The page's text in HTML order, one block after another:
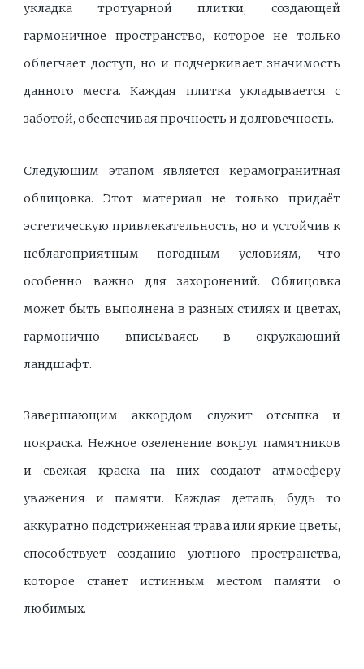
укладка тротуарной плитки, создающей
гармоничное пространство, которое не только
облегчает доступ, но и подчеркивает значимость
данного места. Каждая плитка укладывается с
заботой, обеспечивая прочность и долговечность.
Следующим этапом является керамогранитная
облицовка. Этот материал не только придаёт
эстетическую привлекательность, но и устойчив к
неблагоприятным погодным условиям, что
особенно важно для захоронений. Облицовка
может быть выполнена в разных стилях и цветах,
гармонично вписываясь в окружающий
ландшафт.
Завершающим аккордом служит отсыпка и
покраска. Нежное озеленение вокруг памятников
и свежая краска на них создают атмосферу
уважения и памяти. Каждая деталь, будь то
аккуратно подстриженная трава или яркие цветы,
способствует созданию уютного пространства,
которое станет истинным местом памяти о
любимых.